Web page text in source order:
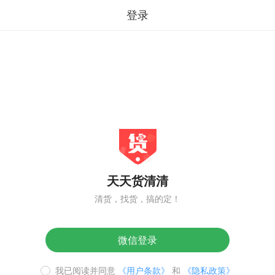
登录
天天货清清
清货，找货，搞的定！
微信登录
我已阅读并同意 《用户条款》 和 《隐私政策》